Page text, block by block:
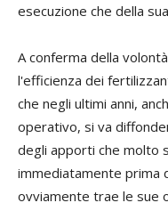
esecuzione che della
A conferma della
l'efficienza dei
che negli ultimi anni,
operativo, si va
degli apporti che molto
immediatamente prima
ovviamente trae le sue